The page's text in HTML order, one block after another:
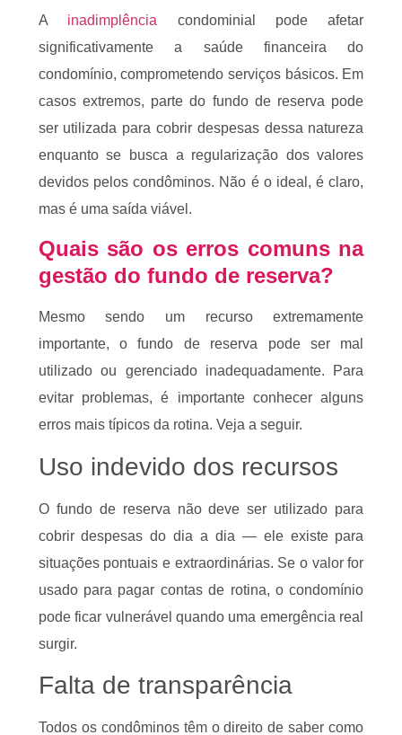
Ainadimplência condominial pode afetar
significativamente a saúde financeira do
condomínio, comprometendo serviços básicos. Em
casos extremos, parte do fundo de reserva pode
ser utilizada para cobrir despesas dessa natureza
enquanto se busca a regularização dos valores
devidos pelos condôminos. Não é o ideal, é claro,
mas é uma saída viável.
Quais são os erros comuns na
gestão do fundo de reserva?
Mesmo sendo um recurso extremamente
importante, o fundo de reserva pode ser mal
utilizado ou gerenciado inadequadamente. Para
evitar problemas, é importante conhecer alguns
erros mais típicos da rotina. Veja a seguir.
Uso indevido dos recursos
O fundo de reserva não deve ser utilizado para
cobrir despesas do dia a dia — ele existe para
situações pontuais e extraordinárias. Se o valor for
usado para pagar contas de rotina, o condomínio
pode ficar vulnerável quando uma emergência real
surgir.
Falta de transparência
Todos os condôminos têm o direito de saber como